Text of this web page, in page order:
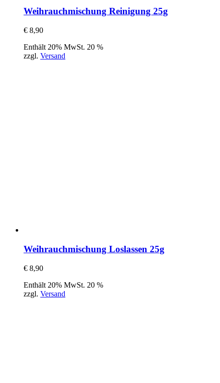
Weihrauchmischung Reinigung 25g
€ 8,90
Enthält 20% MwSt. 20 %
zzgl. Versand
Weihrauchmischung Loslassen 25g
€ 8,90
Enthält 20% MwSt. 20 %
zzgl. Versand